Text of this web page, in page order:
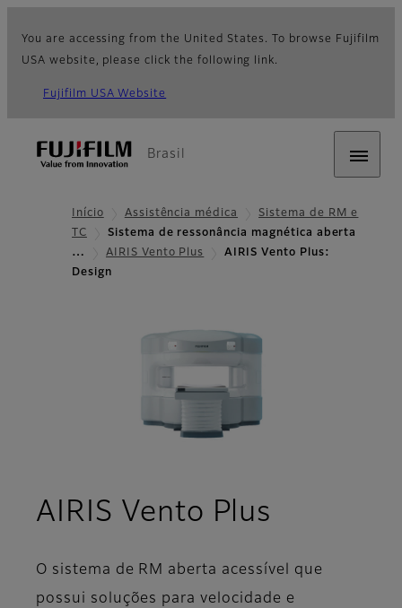
You are accessing from the United States. To browse Fujifilm
USA website, please click the following link.
Fujifilm USA Website
Brasil
Início Assistência médica
Sistema de RM e
TC
Sistema de ressonância magnética aberta
…
AIRIS Vento Plus
AIRIS Vento Plus:
Design
AIRIS Vento Plus
O sistema de RM aberta acessível que
possui soluções para velocidade e